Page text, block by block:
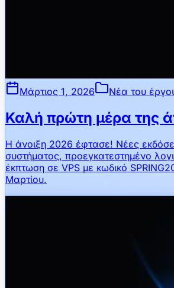
Μάρτιος 1, 2026 Νέα του
Καλή πρώτη μέρα της
Η άνοιξη 2026 έφτασε! Νέες
συστήματος, προεγκατεστημένο
έκπτωση σε VPS με κωδικό
Μαρτίου.